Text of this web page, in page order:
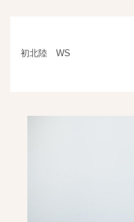
初北陸 WS